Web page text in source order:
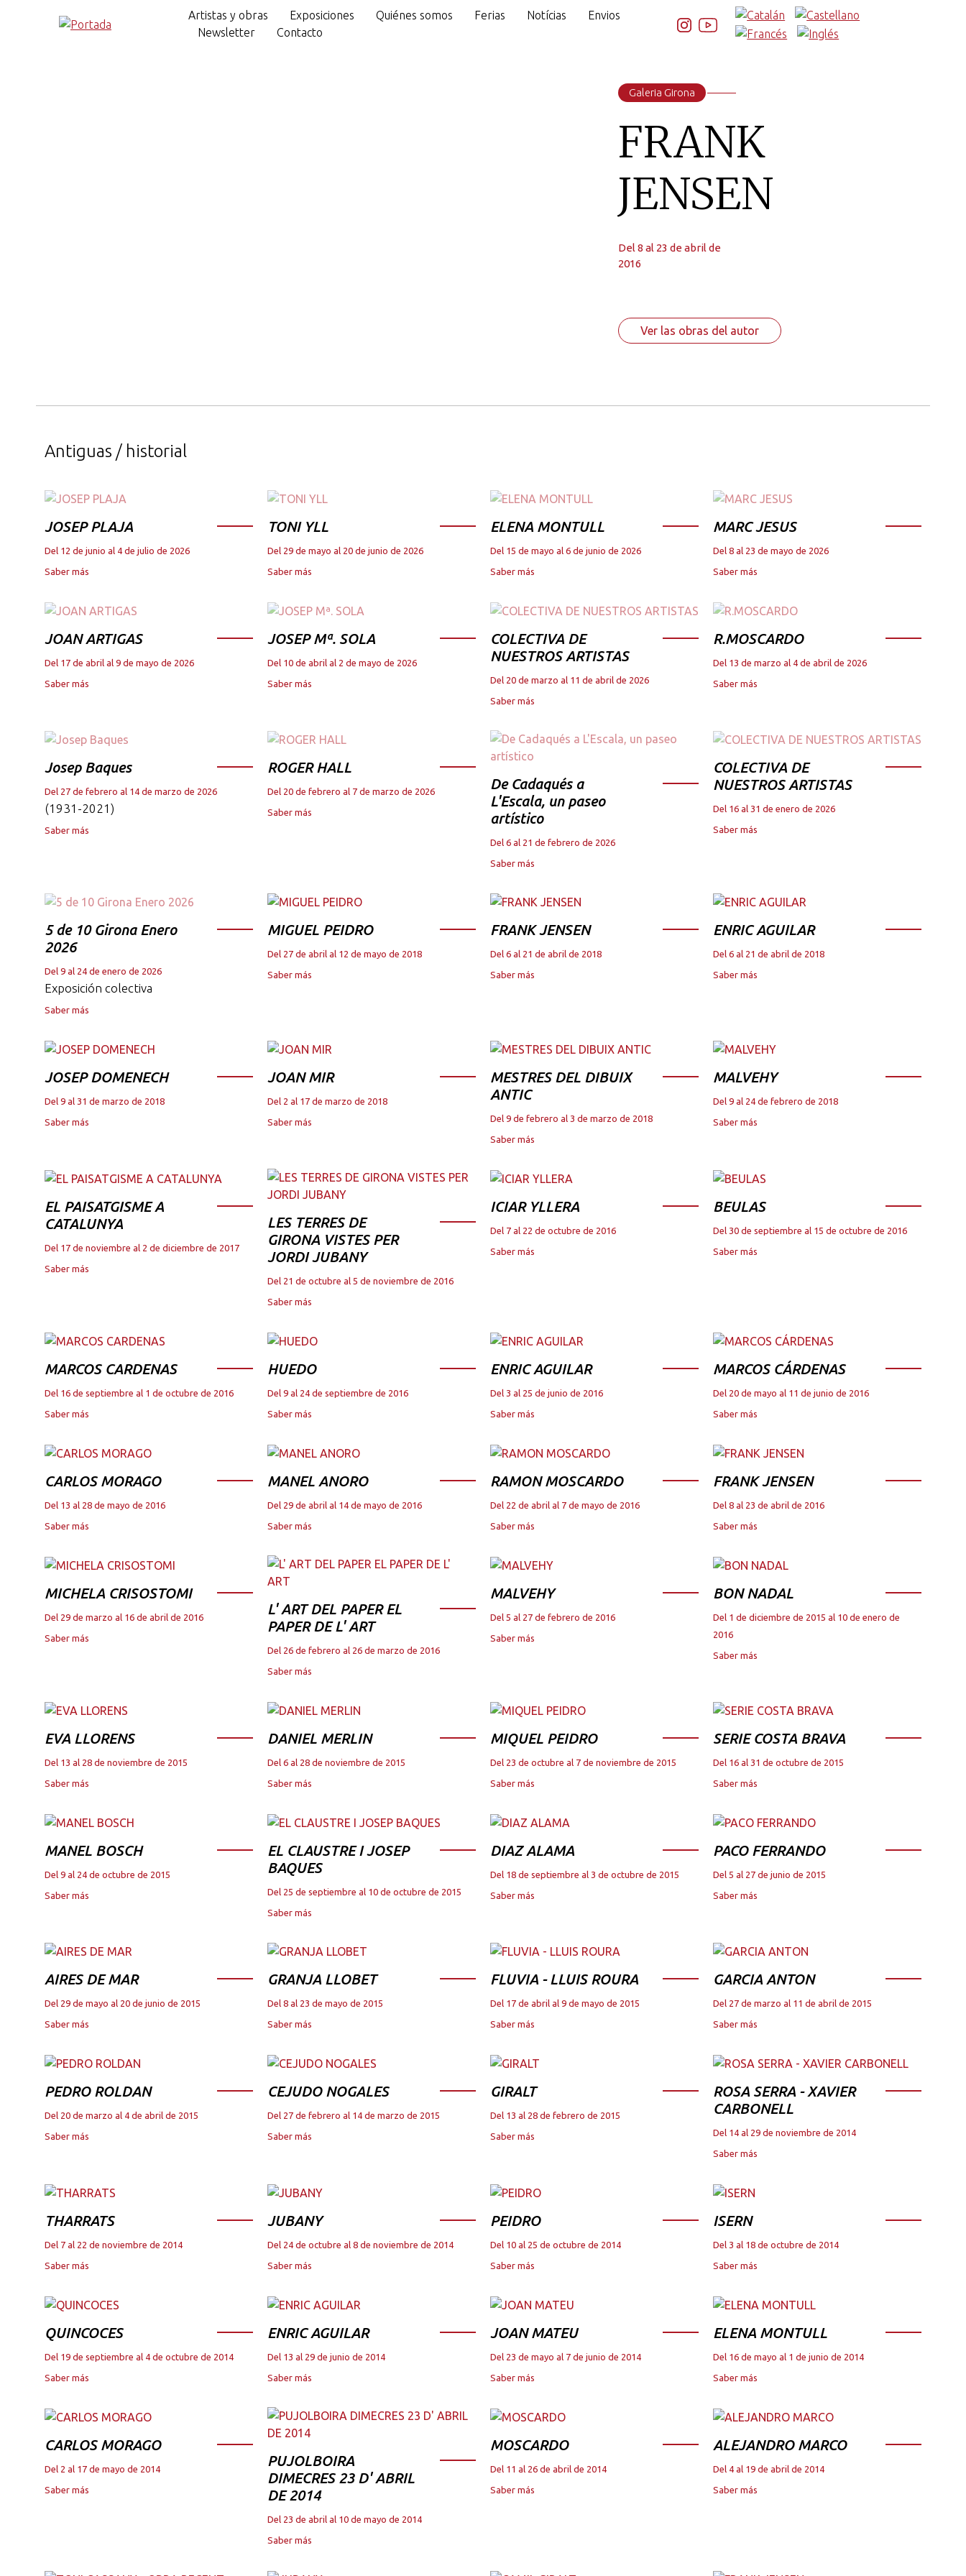
Artistas y obras Exposiciones Quiénes somos Ferias Notícias
Envios
Newsletter
Contacto
Galeria Girona
FRANK
JENSEN
Del 8 al 23 de abril de
2016
Ver las obras del autor
Antiguas / historial
JOSEP PLAJA
Del 12 de junio al 4 de julio de 2026
Saber más
TONI YLL
Del 29 de mayo al 20 de junio de 2026
Saber más
ELENA MONTULL
Del 15 de mayo al 6 de junio de 2026
Saber más
MARC JESUS
Del 8 al 23 de mayo de 2026
Saber más
JOAN ARTIGAS
Del 17 de abril al 9 de mayo de 2026
Saber más
JOSEP Mª. SOLA
Del 10 de abril al 2 de mayo de 2026
Saber más
COLECTIVA DE
NUESTROS ARTISTAS
Del 20 de marzo al 11 de abril de 2026
Saber más
R.MOSCARDO
Del 13 de marzo al 4 de abril de 2026
Saber más
Josep Baques
Del 27 de febrero al 14 de marzo de 2026
(1931-2021)
Saber más
ROGER HALL
Del 20 de febrero al 7 de marzo de 2026
Saber más
De Cadaqués a
L'Escala, un paseo
artístico
Del 6 al 21 de febrero de 2026
Saber más
COLECTIVA DE
NUESTROS ARTISTAS
Del 16 al 31 de enero de 2026
Saber más
5 de 10 Girona Enero
2026
Del 9 al 24 de enero de 2026
Exposición colectiva
Saber más
MIGUEL PEIDRO
Del 27 de abril al 12 de mayo de 2018
Saber más
FRANK JENSEN
Del 6 al 21 de abril de 2018
Saber más
ENRIC AGUILAR
Del 6 al 21 de abril de 2018
Saber más
JOSEP DOMENECH
Del 9 al 31 de marzo de 2018
Saber más
JOAN MIR
Del 2 al 17 de marzo de 2018
Saber más
MESTRES DEL DIBUIX
ANTIC
Del 9 de febrero al 3 de marzo de 2018
Saber más
MALVEHY
Del 9 al 24 de febrero de 2018
Saber más
EL PAISATGISME A
CATALUNYA
Del 17 de noviembre al 2 de diciembre de 2017
Saber más
LES TERRES DE
GIRONA VISTES PER
JORDI JUBANY
Del 21 de octubre al 5 de noviembre de 2016
Saber más
ICIAR YLLERA
Del 7 al 22 de octubre de 2016
Saber más
BEULAS
Del 30 de septiembre al 15 de octubre de 2016
Saber más
MARCOS CARDENAS
Del 16 de septiembre al 1 de octubre de 2016
Saber más
HUEDO
Del 9 al 24 de septiembre de 2016
Saber más
ENRIC AGUILAR
Del 3 al 25 de junio de 2016
Saber más
MARCOS CÁRDENAS
Del 20 de mayo al 11 de junio de 2016
Saber más
CARLOS MORAGO
Del 13 al 28 de mayo de 2016
Saber más
MANEL ANORO
Del 29 de abril al 14 de mayo de 2016
Saber más
RAMON MOSCARDO
Del 22 de abril al 7 de mayo de 2016
Saber más
FRANK JENSEN
Del 8 al 23 de abril de 2016
Saber más
MICHELA CRISOSTOMI
Del 29 de marzo al 16 de abril de 2016
Saber más
L' ART DEL PAPER EL
PAPER DE L' ART
Del 26 de febrero al 26 de marzo de 2016
Saber más
MALVEHY
Del 5 al 27 de febrero de 2016
Saber más
BON NADAL
Del 1 de diciembre de 2015 al 10 de enero de
2016
Saber más
EVA LLORENS
Del 13 al 28 de noviembre de 2015
Saber más
DANIEL MERLIN
Del 6 al 28 de noviembre de 2015
Saber más
MIQUEL PEIDRO
Del 23 de octubre al 7 de noviembre de 2015
Saber más
SERIE COSTA BRAVA
Del 16 al 31 de octubre de 2015
Saber más
MANEL BOSCH
Del 9 al 24 de octubre de 2015
Saber más
EL CLAUSTRE I JOSEP
BAQUES
Del 25 de septiembre al 10 de octubre de 2015
Saber más
DIAZ ALAMA
Del 18 de septiembre al 3 de octubre de 2015
Saber más
PACO FERRANDO
Del 5 al 27 de junio de 2015
Saber más
AIRES DE MAR
Del 29 de mayo al 20 de junio de 2015
Saber más
GRANJA LLOBET
Del 8 al 23 de mayo de 2015
Saber más
FLUVIA - LLUIS ROURA
Del 17 de abril al 9 de mayo de 2015
Saber más
GARCIA ANTON
Del 27 de marzo al 11 de abril de 2015
Saber más
PEDRO ROLDAN
Del 20 de marzo al 4 de abril de 2015
Saber más
CEJUDO NOGALES
Del 27 de febrero al 14 de marzo de 2015
Saber más
GIRALT
Del 13 al 28 de febrero de 2015
Saber más
ROSA SERRA - XAVIER
CARBONELL
Del 14 al 29 de noviembre de 2014
Saber más
THARRATS
Del 7 al 22 de noviembre de 2014
Saber más
JUBANY
Del 24 de octubre al 8 de noviembre de 2014
Saber más
PEIDRO
Del 10 al 25 de octubre de 2014
Saber más
ISERN
Del 3 al 18 de octubre de 2014
Saber más
QUINCOCES
Del 19 de septiembre al 4 de octubre de 2014
Saber más
ENRIC AGUILAR
Del 13 al 29 de junio de 2014
Saber más
JOAN MATEU
Del 23 de mayo al 7 de junio de 2014
Saber más
ELENA MONTULL
Del 16 de mayo al 1 de junio de 2014
Saber más
CARLOS MORAGO
Del 2 al 17 de mayo de 2014
Saber más
PUJOLBOIRA
DIMECRES 23 D' ABRIL
DE 2014
Del 23 de abril al 10 de mayo de 2014
Saber más
MOSCARDO
Del 11 al 26 de abril de 2014
Saber más
ALEJANDRO MARCO
Del 4 al 19 de abril de 2014
Saber más